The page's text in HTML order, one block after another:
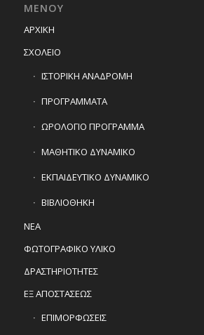
ΜΕΝΟΥ
ΑΡΧΙΚΗ
ΣΧΟΛΕΙΟ
ΙΣΤΟΡΙΚΗ ΑΝΑΔΡΟΜΗ
ΠΡΟΓΡΑΜΜΑΤΑ
ΩΡΟΛΟΓΙΟ ΠΡΟΓΡΑΜΜΑ
ΜΑΘΗΤΙΚΟ ΔΥΝΑΜΙΚΟ
ΕΚΠΑΙΔΕΥΤΙΚΟ ΔΥΝΑΜΙΚΟ
ΒΙΒΛΙΟΘΗΚΗ
ΝΕΑ
ΦΩΤΟΓΡΑΦΙΚΟ ΥΛΙΚΟ
ΔΡΑΣΤΗΡΙΟΤΗΤΕΣ
ΕΞ ΑΠΟΣΤΑΣΕΩΣ
ΕΠΙΜΟΡΦΩΣΕΙΣ